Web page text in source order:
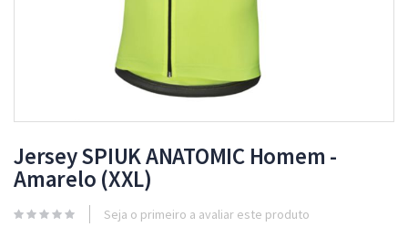
Jersey SPIUK ANATOMIC Homem -
Amarelo (XXL)
Seja o primeiro a avaliar este produto
to
the
beginning
the